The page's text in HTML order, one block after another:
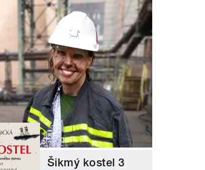
Šikmý kostel 3